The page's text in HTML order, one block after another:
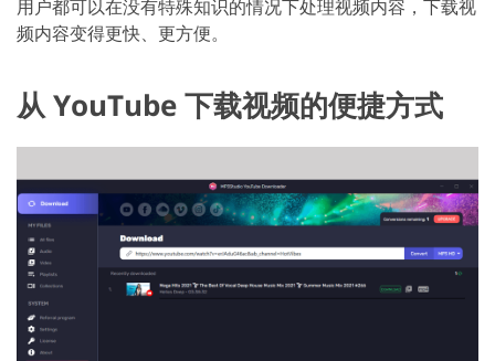
用户都可以在没有特殊知识的情况下处理视频内容，下载视
频内容变得更快、更方便。
从 YouTube 下载视频的便捷方式